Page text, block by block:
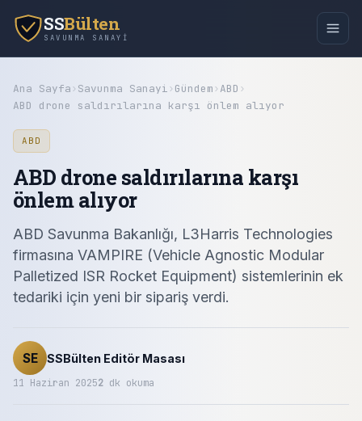
SSBülten
SAVUNMA SANAYI
Ana Sayfa› Savunma Sanayi› Gündem› ABD ›
ABD drone saldırılarına karşı önlem alıyor
ABD
ABD drone saldırılarına karşı
önlem alıyor
ABD Savunma Bakanlığı, L3Harris Technologies
firmasına VAMPIRE (Vehicle Agnostic Modular
Palletized ISR Rocket Equipment) sistemlerinin ek
tedariki için yeni bir sipariş verdi.
SE SSBülten Editör Masası
11 Haziran 20252 dk okuma